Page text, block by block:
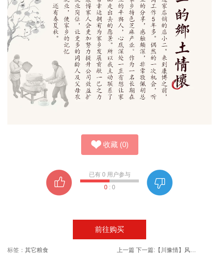
收藏 (0)
已有 0 用户参与
0: 0
前往购买
标签： 其它粮食 上一篇 下一篇: